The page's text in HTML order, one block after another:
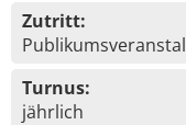
Zutritt:
Turnus:
jährlich